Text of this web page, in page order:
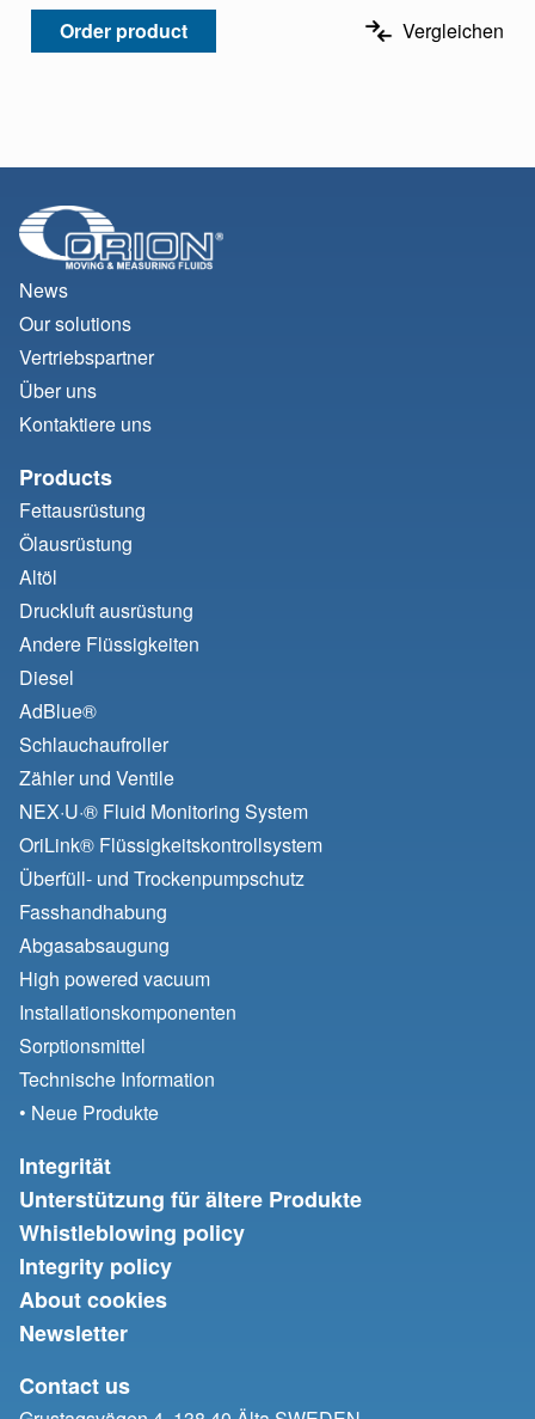
Order product Vergleichen
News
Our solutions
Vertriebspartner
Über uns
Kontaktiere uns
Products
Fettausrüstung
Ölausrüstung
Altöl
Druckluft ausrüstung
Andere Flüssigkeiten
Diesel
AdBlue®
Schlauchaufroller
Zähler und Ventile
NEX·U·® Fluid Monitoring System
OriLink® Flüssigkeitskontrollsystem
Überfüll- und Trockenpumpschutz
Fasshandhabung
Abgasabsaugung
High powered vacuum
Installationskomponenten
Sorptionsmittel
Technische Information
• Neue Produkte
Integrität
Unterstützung für ältere Produkte
Whistleblowing policy
Integrity policy
About cookies
Newsletter
Contact us